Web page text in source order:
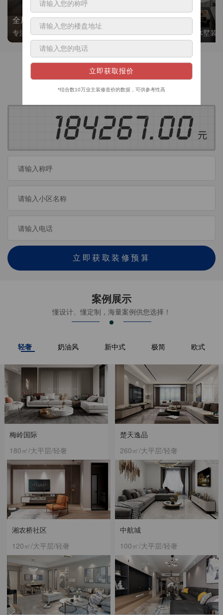
全屋整装
专注整装24年，高标准，选美迪 十年后仍爱我家
别墅大平层
高端私人定制，整体墅装
获取装修预算
立即获取装修预算
案例展示
懂设计、懂定制，海量案例供您选择！
轻奢 奶油风 新中式 极简 欧式
梅岭国际
180㎡/大平层/轻奢
楚天逸品
260㎡/大平层/轻奢
中航城
100㎡/大平层/轻奢
湘农桥社区
120㎡/大平层/轻奢